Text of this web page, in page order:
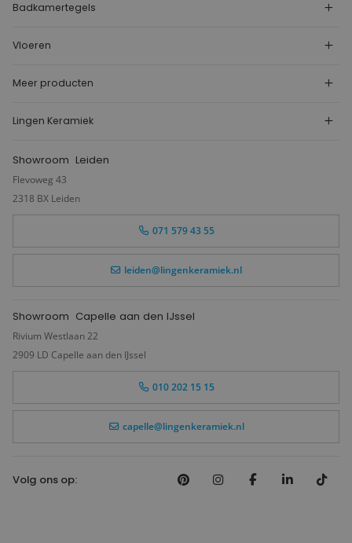
Badkamertegels
Vloeren
Meer producten
Lingen Keramiek
Showroom Leiden
Flevoweg 43
2318 BX Leiden
071 579 43 55
leiden@lingenkeramiek.nl
Showroom Capelle aan den IJssel
Rivium Westlaan 22
2909 LD Capelle aan den IJssel
010 202 15 15
capelle@lingenkeramiek.nl
Volg ons op: